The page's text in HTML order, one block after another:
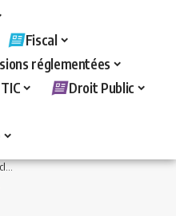
Fiscal
réglementées
Droit Public
>Fiscal>Procédure et contentieux>